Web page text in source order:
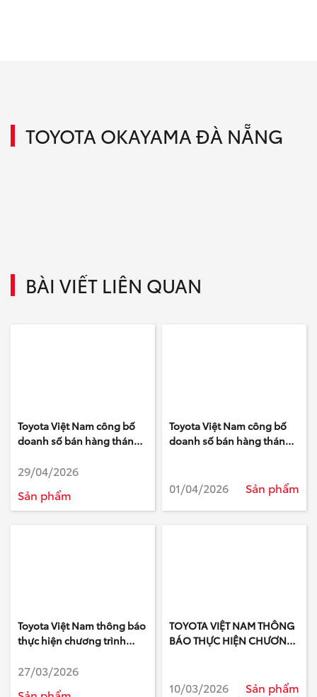
TOYOTA OKAYAMA ĐÀ NẴNG
BÀI VIẾT LIÊN QUAN
Toyota Việt Nam công bố
doanh số bán hàng tháng
29/04/2026
Sản phẩm
Toyota Việt Nam công bố
doanh số bán hàng tháng
01/04/2026 Sản phẩm
Toyota Việt Nam thông báo
thực hiện chương trình
mềm điều khiển hộp số tự
27/03/2026
TOYOTA VIỆT NAM THÔNG
BÁO THỰC HIỆN CHƯƠNG
HOẶC THAY THẾ CAMERA
10/03/2026 Sản phẩm